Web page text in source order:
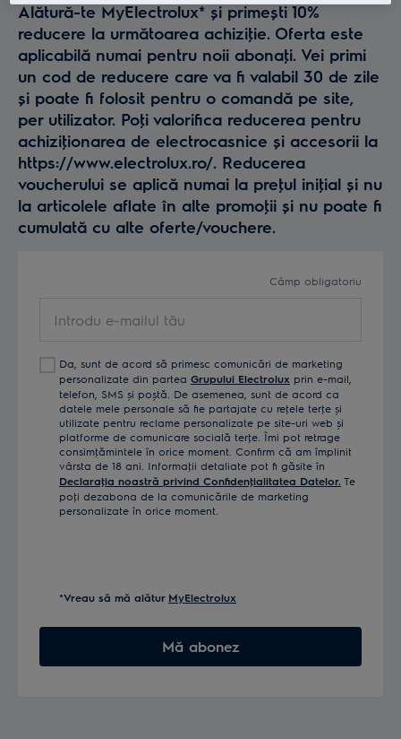
Alătură-te MyElectrolux* și primești 10%
reducere la următoarea achiziţie. Oferta este
aplicabilă numai pentru noii abonaţi. Vei primi
un cod de reducere care va fi valabil 30 de zile
și poate fi folosit pentru o comandă pe site,
per utilizator. Poţi valorifica reducerea pentru
achiziţionarea de electrocasnice și accesorii la
https://www.electrolux.ro/. Reducerea
voucherului se aplică numai la preţul iniţial și nu
la articolele aflate în alte promoţii și nu poate fi
cumulată cu alte oferte/vouchere.
Câmp obligatoriu
Da, sunt de acord să primesc comunicări de marketing
personalizate din partea Grupului Electrolux prin e-mail,
telefon, SMS și poștă. De asemenea, sunt de acord ca
datele mele personale să fie partajate cu reţele terţe și
utilizate pentru reclame personalizate pe site-uri web și
platforme de comunicare socială terţe. Îmi pot retrage
consimţămintele în orice moment. Confirm că am împlinit
vârsta de 18 ani. Informaţii detaliate pot fi găsite în
Declaraţia noastră privind Confidenţialitatea Datelor. Te
poţi dezabona de la comunicările de marketing
personalizate în orice moment.
*Vreau să mă alătur MyElectrolux
Mă abonez